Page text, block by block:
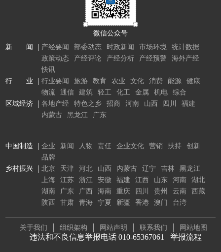
微信公众号
新 闻
产经要闻 部委动态 时政新闻 市场环境
统计数据
政策动态
产经评论 产经分析 产经预警
海外产经
快讯
行 业
行业要闻 旅游 教育 农业 文化 消费 能源
健康
物流
通信 建筑 轻工 化工 金属 机电
综合
区域经济
各地产经 特色之乡 招商 河南 山西 四川
福建
内蒙古
黑龙江 广东
中国制造 企业 新闻 人物 责任 企业文化 营销 扶持
创新
品牌
乡村振兴
北京 天津 河北 山西 内蒙古 辽宁 吉林
黑龙江
上海
江苏 浙江 安徽 福建 江西 山东 河南
湖北
湖南
广东 广西 海南 重庆 四川 贵州 云南
西藏
陕西
甘肃 青海 宁夏 新疆 香港 澳门 台湾
关于我们 组织架构 网站声明 联系我们 网站地图
违法和不良信息举报电话 010-65367061 举报流程